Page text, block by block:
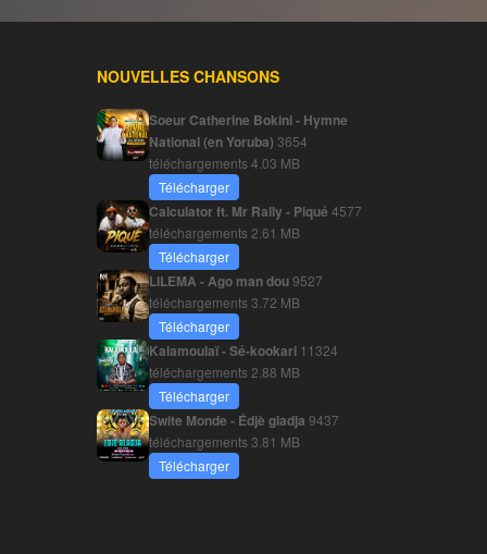
NOUVELLES CHANSONS
Soeur Catherine Bokini - Hymne
National (en Yoruba) 3654
téléchargements4.03 MB
Télécharger
Calculator ft. Mr Rally - Piqué 4577
téléchargements 2.61 MB
Télécharger
LILEMA - Ago man dou9527
téléchargements3.72 MB
Télécharger
Kalamoulaï - Sé-kookari 11324
téléchargements 2.88 MB
Télécharger
Swite Monde - Édjè gladja 9437
téléchargements3.81 MB
Télécharger